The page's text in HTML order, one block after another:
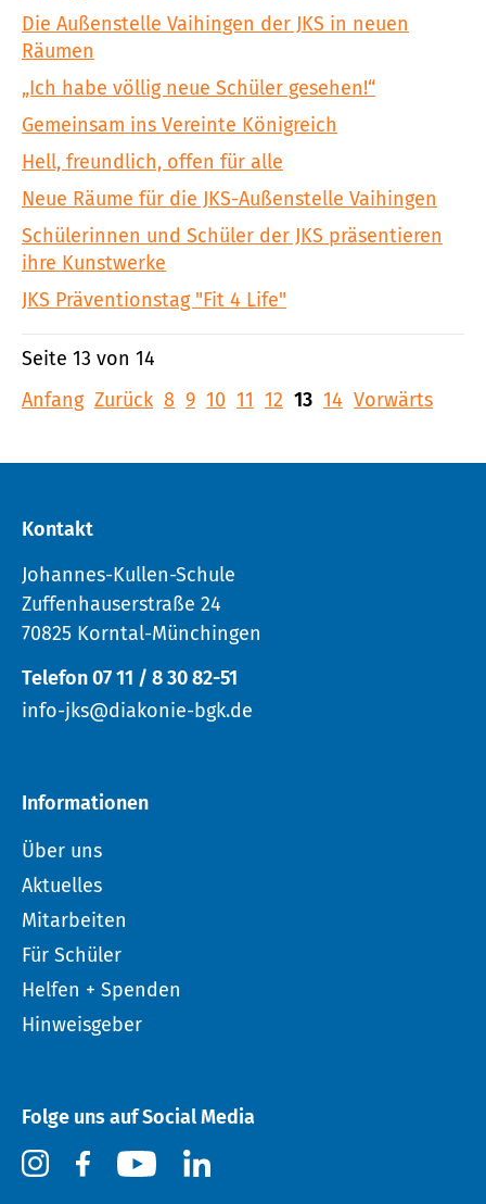
Die Außenstelle Vaihingen der JKS in neuen
Räumen
„Ich habe völlig neue Schüler gesehen!“
Gemeinsam ins Vereinte Königreich
Hell, freundlich, offen für alle
Neue Räume für die JKS-Außenstelle Vaihingen
Schülerinnen und Schüler der JKS präsentieren
ihre Kunstwerke
JKS Präventionstag "Fit 4 Life"
Seite 13 von 14
Anfang Zurück 8 9 10 11 12 13 14 Vorwärts
Kontakt
Johannes-Kullen-Schule
Zuffenhauserstraße 24
70825 Korntal-Münchingen
Telefon 07 11 / 8 30 82-51
info-jks@diakonie-bgk.de
Informationen
Über uns
Aktuelles
Mitarbeiten
Für Schüler
Helfen + Spenden
Hinweisgeber
Folge uns auf Social Media